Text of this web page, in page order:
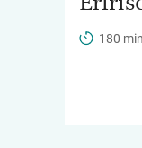
180